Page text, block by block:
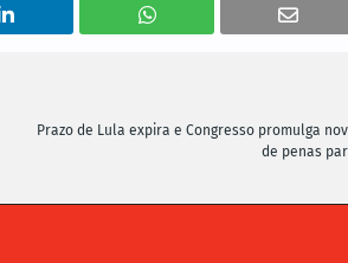
Prazo de Lula expira e Congresso promulga
de penas